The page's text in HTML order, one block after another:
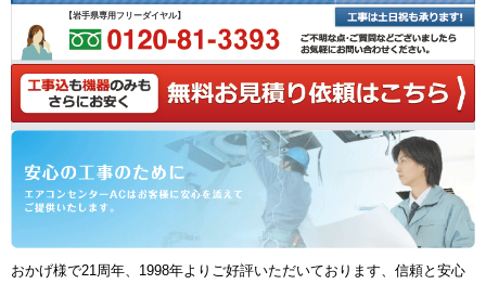
【岩手県専用フリーダイヤル】
おかげ様で21周年、1998年よりご好評いただいております、信頼と安心